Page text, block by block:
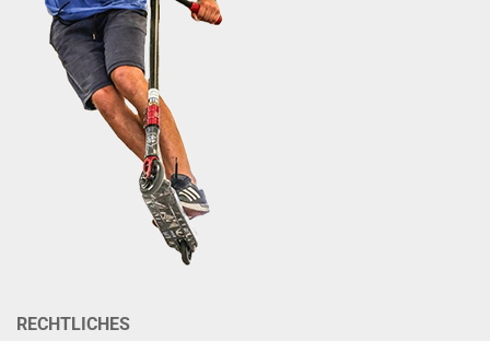
RECHTLICHES